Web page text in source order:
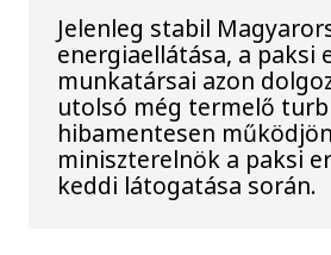
Jelenleg stabil
energiaellátása, a paksi
munkatársai azon
utolsó még termelő
hibamentesen
miniszterelnök a paksi
keddi látogatása során.